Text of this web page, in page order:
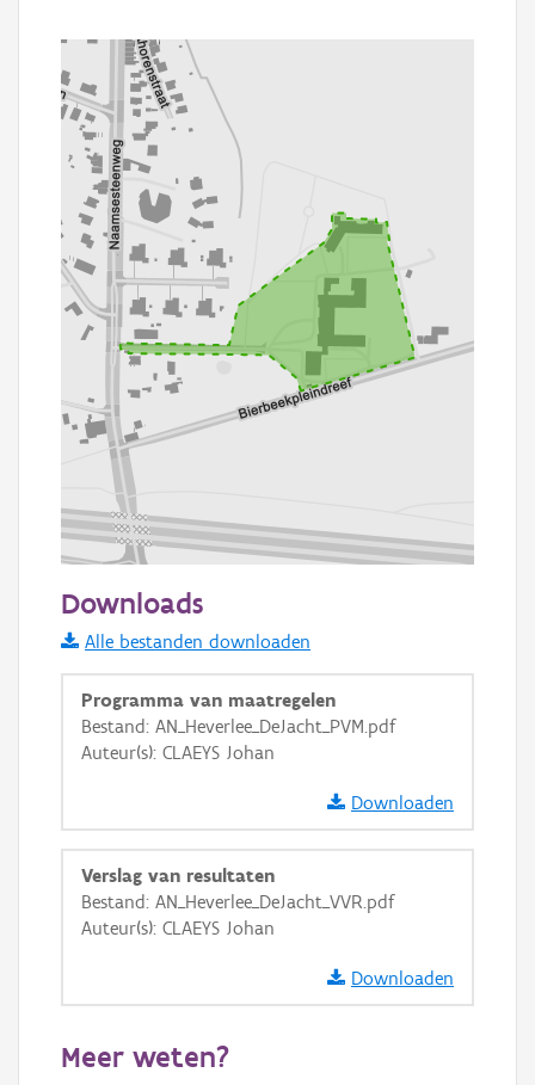
Informatie Vlaanderen
i
+ −
Basis Lagen
GRB-Basiskaart
Downloads
Alle bestanden downloaden
Programma van maatregelen
Bestand: AN_Heverlee_DeJacht_PVM.pdf
Auteur(s): CLAEYS Johan
Downloaden
Verslag van resultaten
Bestand: AN_Heverlee_DeJacht_VVR.pdf
Auteur(s): CLAEYS Johan
Downloaden
Meer weten?